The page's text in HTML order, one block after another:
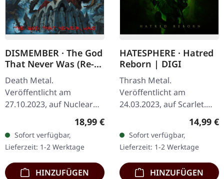
DISMEMBER · The God
That Never Was (Re-
Release) | CD
Death Metal.
Veröffentlicht am
27.10.2023, auf Nuclear
Blast Records. CD im
schwedischen Death
Metal-Legenden
Dismember 2006 "The…
Regulärer Preis:
18,99 €
Sofort verfügbar,
Lieferzeit: 1-2 Werktage
HINZUFÜGEN
HATESPHERE · Hatred
Reborn | DIGI
Thrash Metal.
Veröffentlicht am
24.03.2023, auf Scarlet.
Awakening 02 Hatred
Reborn 03 Cutthroat 04
Gravedigger 05 918 06
Darkspawn…
14,99 €
Sofort verfügbar,
Lieferzeit: 1-2 Werktage
HINZUFÜGEN